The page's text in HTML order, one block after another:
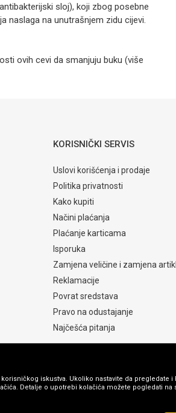
sloj), koji zbog posebne
naslaga na unutrašnjem zidu cijevi.
ovih cevi da smanjuju buku (više
PVC ELEMENTI 0,60KM
KORISNIČKI SERVIS
Uslovi korišćenja i prodaje
Politika privatnosti
Kako kupiti
Načini plaćanja
Plaćanje karticama
Isporuka
Zamjena veličine i zamjena
Reklamacije
Povrat sredstava
Pravo na odustajanje
Najčešća pitanja
iskustva. Ukoliko nastavite da pregledate i
Detalje o upotrebi kolačića možete pogledati na